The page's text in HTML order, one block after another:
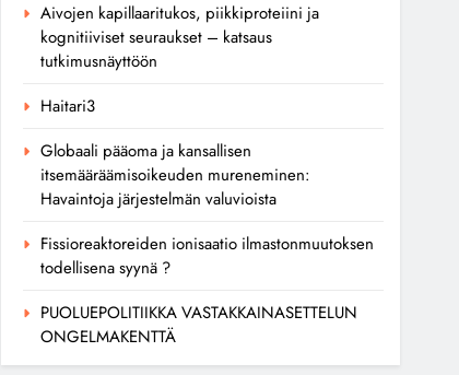
Aivojen kapillaaritukos, piikkiproteiini ja
kognitiiviset seuraukset – katsaus
tutkimusnäyttöön
Haitari3
Globaali pääoma ja kansallisen
itsemääräämisoikeuden mureneminen:
Havaintoja järjestelmän valuvioista
Fissioreaktoreiden ionisaatio ilmastonmuutoksen
todellisena syynä ?
PUOLUEPOLITIIKKA VASTAKKAINASETTELUN
ONGELMAKENTTÄ